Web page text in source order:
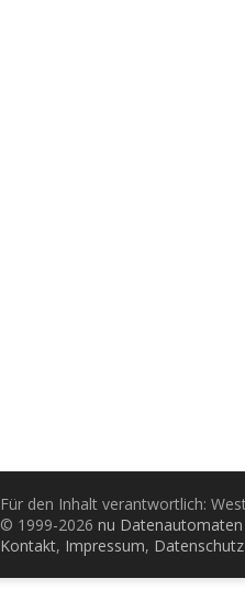
Für den Inhalt verantwortlich:
© 1999-2026 nu
Kontakt, Impressum, Datenschutz